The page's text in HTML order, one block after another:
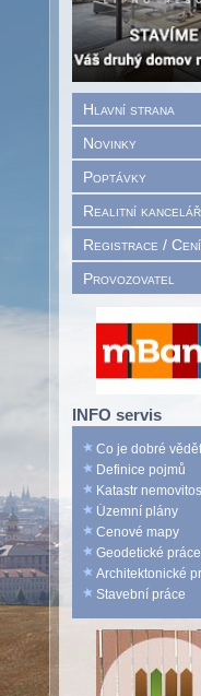
Hlavní strana
Novinky
Poptávky
Realitní
Registrace /
Provozovatel
INFO servis
Co je dobré vědět
Definice pojmů
Katastr
Územní plány
Cenové mapy
Geodetické práce
Architektonické
Stavební práce